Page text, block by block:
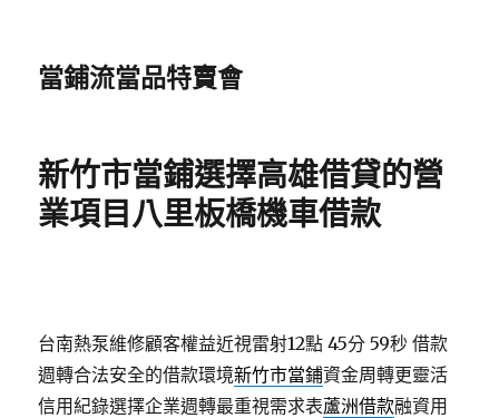
當鋪流當品特賣會
新竹市當鋪選擇高雄借貸的營
業項目八里板橋機車借款
台南熱泵維修顧客權益近視雷射12點 45分 59秒 借款
週轉合法安全的借款環境新竹市當鋪資金周轉更靈活
信用紀錄選擇企業週轉最重視需求表蘆洲借款融資用